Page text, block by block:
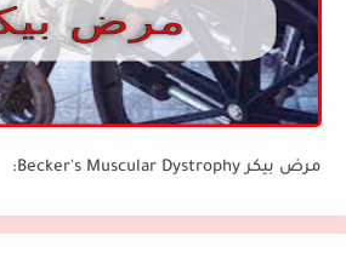
مرض بيكر Becker's Muscular Dystrophy: